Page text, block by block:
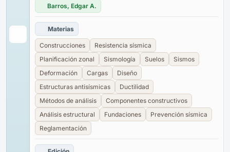
Barros, Edgar A.
Materias
Construcciones
Resistencia sísmica
Planificación zonal
Sismología Suelos
Sismos
Deformación
Cargas
Diseño
Estructuras antisísmicas
Ductilidad
Métodos de análisis
Componentes constructivos
Análisis estructural
Fundaciones
Prevención sísmica
Reglamentación